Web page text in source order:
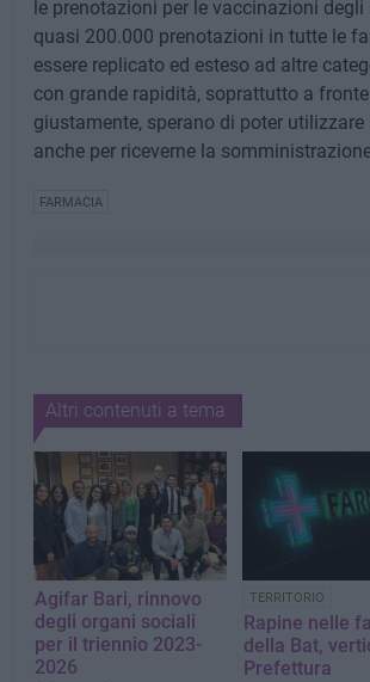
le prenotazioni per le vaccinazioni
quasi 200.000 prenotazioni in tutte le
essere replicato ed esteso ad altre
con grande rapidità, soprattutto a
giustamente, sperano di poter
anche per riceverne la
FARMACIA
Altri contenuti a tema
Agifar Bari, rinnovo
degli organi sociali
per il triennio 2023-
2026
TERRITORIO
Rapine nelle
della Bat,
Prefettura